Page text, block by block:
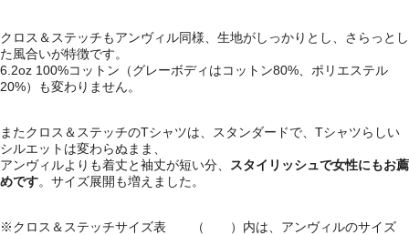
クロス＆ステッチもアンヴィル同様、生地がしっかりとし、さらっとし
た風合いが特徴です。
6.2oz 100%コットン（グレーボディはコットン80%、ポリエステル
20%）も変わりません。
またクロス＆ステッチのTシャツは、スタンダードで、Tシャツらしい
シルエットは変わらぬまま、
アンヴィルよりも着丈と袖丈が短い分、
スタイリッシュで女性にもお薦
めです。サイズ展開も増えました。
※クロス＆ステッチサイズ表 （ ）内は、アンヴィルのサイズ